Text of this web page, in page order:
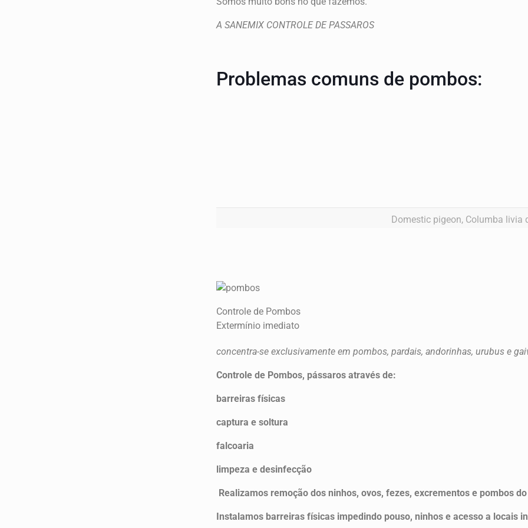
A SANEMIX CONTROLE DE PASSAROS
Problemas comuns de pombos:
Domestic pigeon, Columba livia
Controle de Pombos
Extermínio imediato
concentra-se exclusivamente em pombos, pardais, andorinhas, urubus e
Controle de Pombos, pássaros através de:
barreiras físicas
captura e soltura
falcoaria
limpeza e desinfecção
Realizamos remoção dos ninhos, ovos, fezes, excrementos e pombos
Instalamos barreiras físicas impedindo pouso, ninhos e acesso a locais